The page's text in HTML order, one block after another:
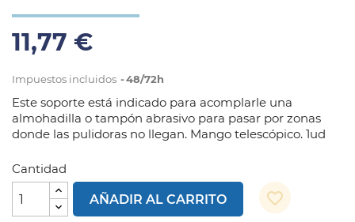
11,77 €
Impuestos incluidos 48/72h
Este soporte está indicado para acomplarle una
almohadilla o tampón abrasivo para pasar por zonas
donde las pulidoras no llegan. Mango telescópico. 1ud
Cantidad
AÑADIR AL CARRITO
favorite_border